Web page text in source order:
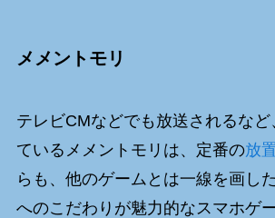
メメントモリ
テレビCMなどでも放送されるなど
ているメメントモリは、定番の放
らも、他のゲームとは一線を画し
へのこだわりが魅力的なスマホゲ